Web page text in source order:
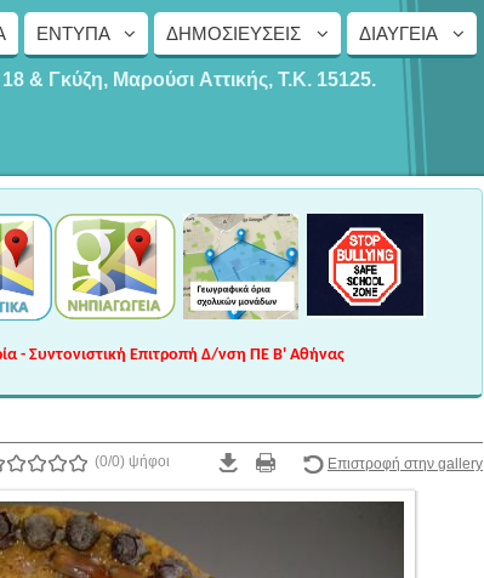
ΈΝΤΥΠΑ ΔΗΜΟΣΙΕΎΣΕΙΣ ΔΙΑΎΓΕΙΑ
& Γκύζη, Μαρούσι Αττικής, Τ.Κ. 15125.
- Συντονιστική Επιτροπή Δ/νση ΠΕ Β' Αθήνας
(0/0)ψήφοι Επιστροφή στην gallery